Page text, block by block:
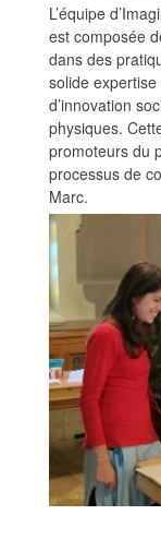
L’équipe
est composée
dans des
solide
d’innovation
physiques.
promoteurs du
processus de
Marc.